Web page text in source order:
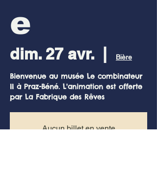
e
dim. 27 avr.
  |
Bière
Bienvenue au musée Le combinateur
II à Praz-Béné. L'animation est offerte
par La Fabrique des Rêves
Aucun billet en vente